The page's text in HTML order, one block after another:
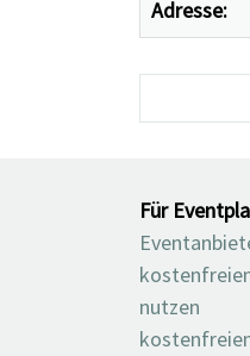
Adresse:
Für
nutzen